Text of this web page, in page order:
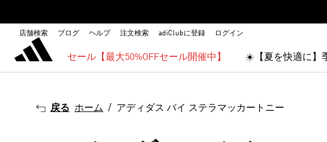
店舗検索 ブログ ヘルプ 注文検索 adiClubに登録 ログイン
セール【最大50%OFFセール開催中】 ☀️【夏を快適に】
戻る ホーム アディダス バイ ステラマッカートニー